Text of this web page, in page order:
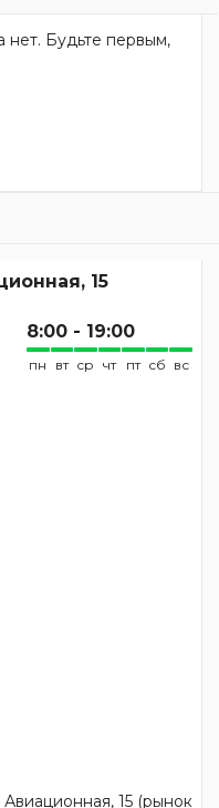
нет. Будьте первым,
15
8:00 - 19:00
пн вт ср чт пт сб вс